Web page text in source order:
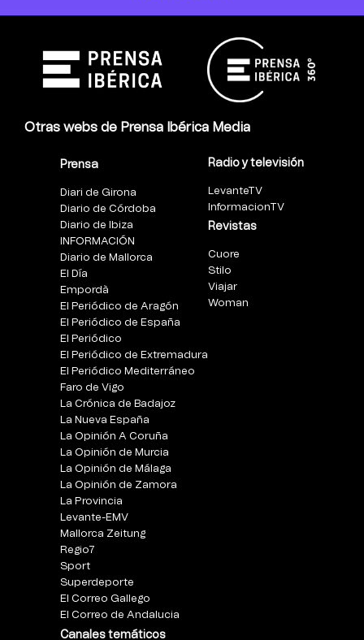
Otras webs de Prensa Ibérica Media
Prensa
Diari de Girona
Diario de Córdoba
Diario de Ibiza
INFORMACIÓN
Diario de Mallorca
El Día
Empordà
El Periódico de Aragón
El Periódico de España
El Periódico
El Periódico de Extremadura
El Periódico Mediterráneo
Faro de Vigo
La Crónica de Badajoz
La Nueva España
La Opinión A Coruña
La Opinión de Murcia
La Opinión de Málaga
La Opinión de Zamora
La Provincia
Levante-EMV
Mallorca Zeitung
Regio7
Sport
Superdeporte
El Correo Gallego
El Correo de Andalucia
Canales temáticos
Radio y televisión
LevanteTV
InformacionTV
Revistas
Cuore
Stilo
Viajar
Woman